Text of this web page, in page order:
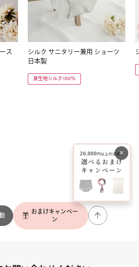
ス
シルク サニタリー兼用 ショーツ
日本製
身生地シルク100％
×
おまけキャンペー
ン